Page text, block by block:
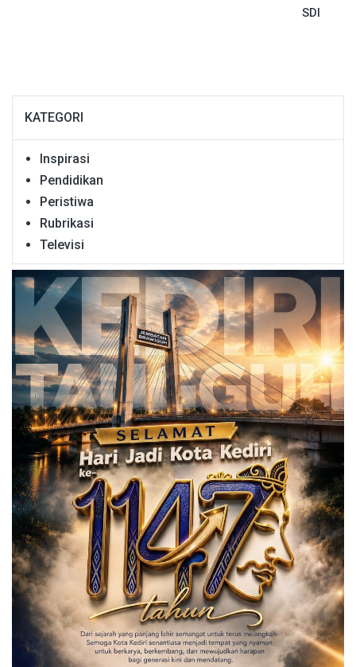
SDI
KATEGORI
Inspirasi
Pendidikan
Peristiwa
Rubrikasi
Televisi